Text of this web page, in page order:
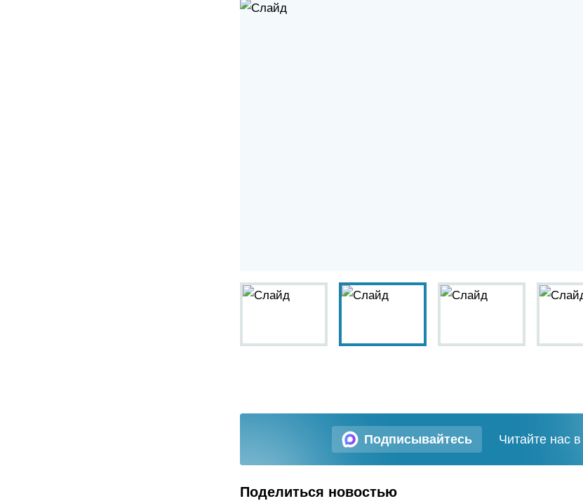
Подписывайтесь Читайте нас
Поделиться новостью